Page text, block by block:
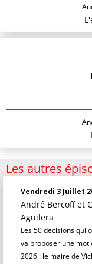
Les autres
Vendredi 3 Juillet
André Bercoff et
Aguilera
Les 50 décisions qui
va proposer une
2026 : le maire de